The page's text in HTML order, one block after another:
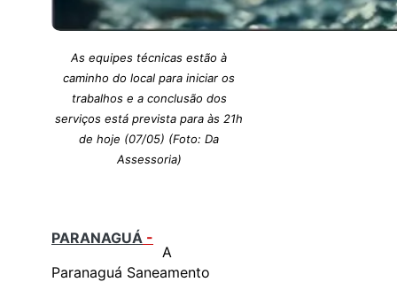
As equipes técnicas estão à
caminho do local para iniciar os
trabalhos e a conclusão dos
serviços está prevista para às 21h
de hoje (07/05) (Foto: Da
Assessoria)
PARANAGUÁ -
A
Paranaguá Saneamento